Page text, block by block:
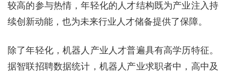
较高的参与热情，年轻化的人才结构既为产业注入持
续创新动能，也为未来行业人才储备提供了保障。
除了年轻化，机器人产业人才普遍具有高学历特征。
据智联招聘数据统计，机器人产业求职者中，高中及